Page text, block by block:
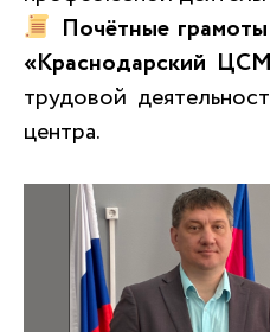
Почётные
«Краснодарский
трудовой
центра.